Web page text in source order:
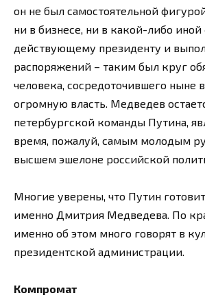
он не был самостоятельной
ни в бизнесе, ни в какой-либо
действующему президенту и
распоряжений – таким был круг
человека, сосредоточившего ныне
огромную власть. Медведев
петербургской команды Путина,
время, пожалуй, самым молодым
высшем эшелоне российской
Многие уверены, что Путин
именно Дмитрия Медведева. По
именно об этом много говорят в
президентской администрации.
Компромат